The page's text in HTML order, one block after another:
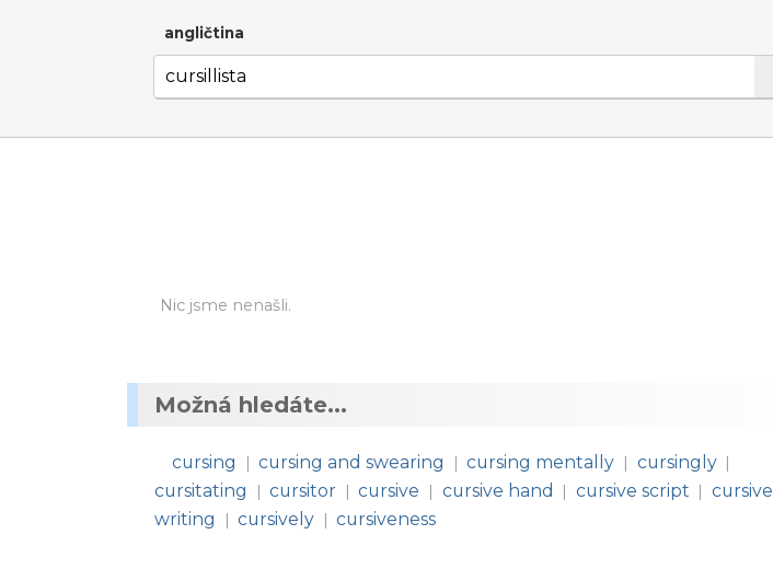
angličtina
Nic jsme nenašli.
Možná hledáte...
cursing | cursing and swearing | cursing mentally | cursingly |
cursitating | cursitor | cursive | cursive hand | cursive script | cursive
writing
| cursively | cursiveness